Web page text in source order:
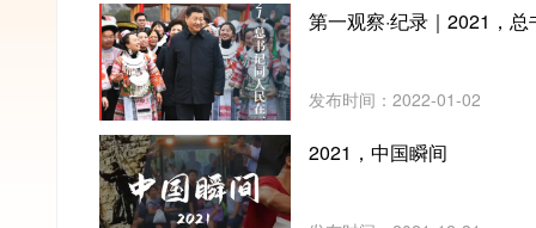
第一观察·纪录｜2021，
发布时间：2022-01-02
2021，中国瞬间